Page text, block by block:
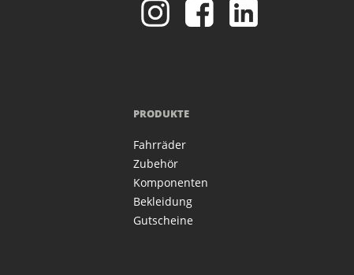
PRODUKTE
Fahrräder
Zubehör
Komponenten
Bekleidung
Gutscheine